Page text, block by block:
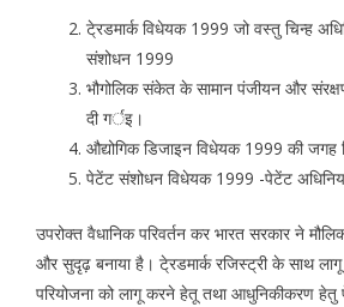
टे्रडमार्क विधेयक 1999 जो वस्तु चिन्ह
संशोधन 1999
भौगोलिक संकेत के सामान पंजीयन और
दी गर्इ।
औद्योगिक डिजाइन विधेयक 1999 की जगह
पेटेंट संशोधन विधेयक 1999 -पेटेंट
उपरोक्त वैधानिक परिवर्तन कर भारत सरकार ने
और सुदृढ़ बनाया है। टे्रडमार्क रजिस्ट्री के साथ लागू
परियोजना को लागू करने हेतू तथा आधुनिकीकरण हेतु